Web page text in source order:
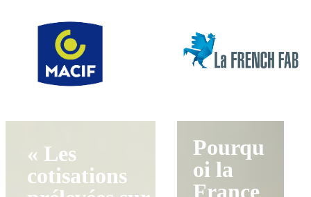
« Les
cotisations
Pourqu
oi la
France